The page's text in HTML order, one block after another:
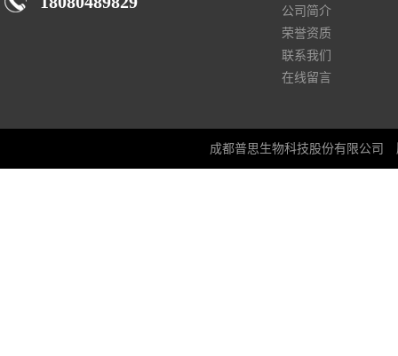
公司简介
荣誉资质
联系我们
在线留言
成都普思生物科技股份有限公司